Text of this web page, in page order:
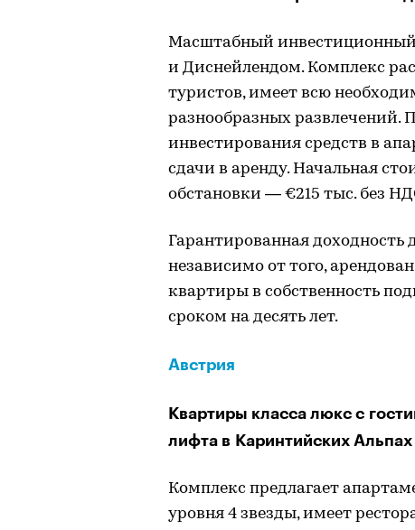
Масштабный
и Диснейлендом. Комплекс
туристов, имеет всю
разнообразных развлечений.
инвестирования средств в
сдачи в аренду. Начальная
обстановки — €215 тыс. без
Гарантированная доходность
независимо от того,
квартиры в собственность
сроком на десять лет.
Австрия
Квартиры класса люкс с
лифта в Каринтийских Альпах
Комплекс предлагает
уровня 4 звезды, имеет